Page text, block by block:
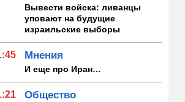
Вывести войска: ливанцы
уповают на будущие
израильские выборы
Мнения
И еще про Иран…
Общество